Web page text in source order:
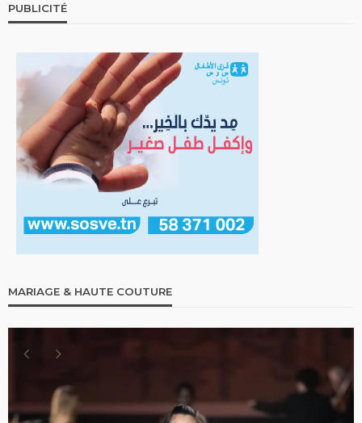
PUBLICITÉ
MARIAGE & HAUTE COUTURE